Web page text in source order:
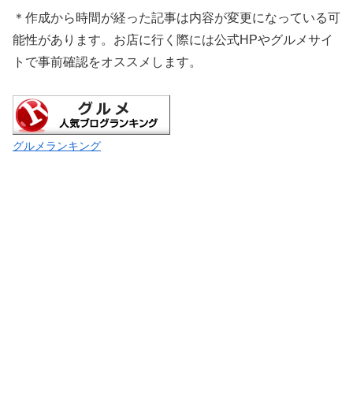
＊作成から時間が経った記事は内容が変更になっている可
能性があります。お店に行く際には公式HPやグルメサイ
トで事前確認をオススメします。
グルメランキング